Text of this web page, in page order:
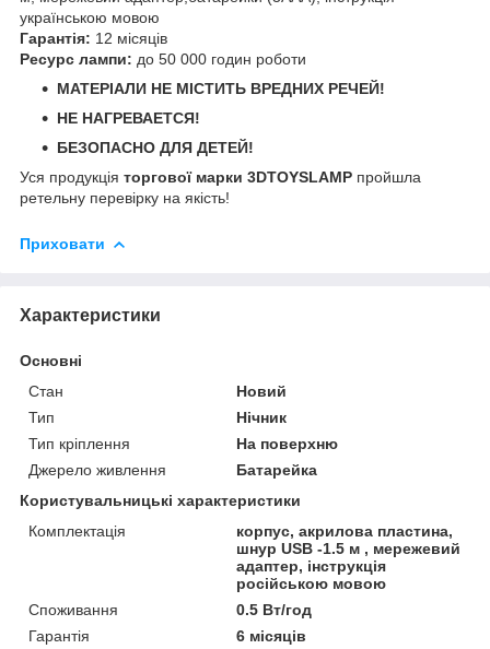
українською мовою
Гарантія: 12 місяців
Ресурс лампи: до 50 000 годин роботи
МАТЕРІАЛИ НЕ МІСТИТЬ ВРЕДНИХ РЕЧЕЙ!
НЕ НАГРЕВАЕТСЯ!
БЕЗОПАСНО ДЛЯ ДЕТЕЙ!
Уся продукція торгової марки 3DTOYSLAMP пройшла
ретельну перевірку на якість!
Приховати
Характеристики
Основні
Стан
Новий
Тип
Нічник
Тип кріплення
На поверхню
Джерело живлення
Батарейка
Користувальницькі характеристики
Комплектація
корпус, акрилова пластина,
шнур USB -1.5 м , мережевий
адаптер, інструкція
російською мовою
Споживання
0.5 Вт/год
Гарантія
6 місяців